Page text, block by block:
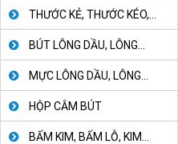
THƯỚC KẺ, THƯỚC KÉO,...
BÚT LÔNG DẦU, LÔNG...
MỰC LÔNG DẦU, LÔNG...
HỘP CẮM BÚT
BẤM KIM, BẤM LỖ, KIM...